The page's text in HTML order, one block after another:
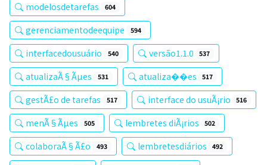
modelosdetarefas 604
gerenciamentodeequipe 594
interfacedousuário 540 versão1.1.0 537
atualizaÃ§Ãµes 531 atualiza��es 517
gestÃ£o de tarefas 517 interface do usuÃ¡rio 516
menÃ§Ãµes 505 lembretes diÃ¡rios 502
colaboraÃ§Ã£o 493 lembretesdiários 492